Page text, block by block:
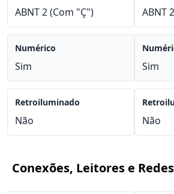
ABNT 2 (Com "Ç")
Numérico
Sim
Retroiluminado
Não
ABNT
Sim
Não
Conexões, Leitores e Redes